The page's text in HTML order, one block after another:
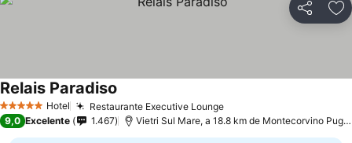
Partilhar
5 Estrelas Hotel Restaurante Executive LoungeVer preços
Relais Paradiso
9,0 Excelente 1.467 Vietri Sul Mare, a 18.8 km de Montecorvino